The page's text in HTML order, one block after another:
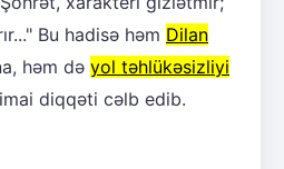
Bu hadisə həm Dilan
həm də yol təhlükəsizliyi
diqqəti cəlb edib.